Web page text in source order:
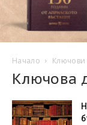
Начало Ключови
Ключова